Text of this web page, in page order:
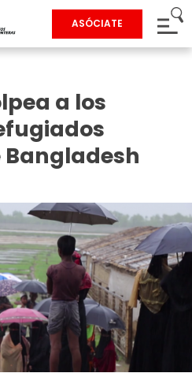
ASÓCIATE
a los